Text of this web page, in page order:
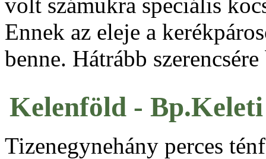
Ennek az eleje a
benne. Hátrább
Kelenföld - Bp.Keleti
Tizenegynehány perces